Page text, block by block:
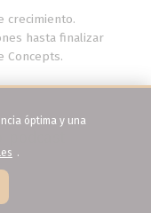
crecimiento.
hasta finalizar
Concepts.
óptima y una
.